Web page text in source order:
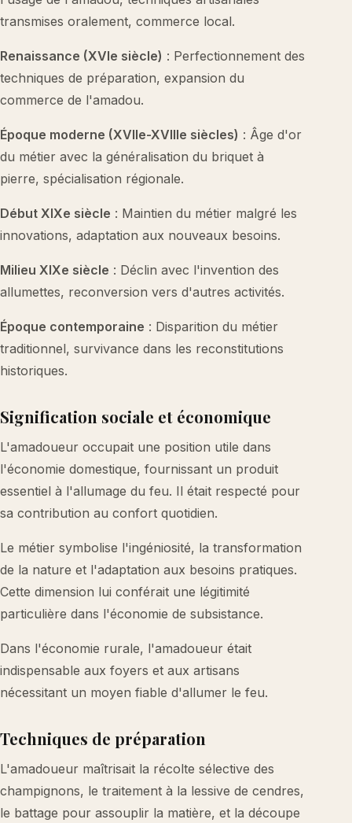
transmises oralement, commerce local.
Renaissance (XVIe siècle) : Perfectionnement des
techniques de préparation, expansion du
commerce de l'amadou.
Époque moderne (XVIIe-XVIIIe siècles) : Âge d'or
du métier avec la généralisation du briquet à
pierre, spécialisation régionale.
Début XIXe siècle : Maintien du métier malgré les
innovations, adaptation aux nouveaux besoins.
Milieu XIXe siècle : Déclin avec l'invention des
allumettes, reconversion vers d'autres activités.
Époque contemporaine : Disparition du métier
traditionnel, survivance dans les reconstitutions
historiques.
Signification sociale et économique
L'amadoueur occupait une position utile dans
l'économie domestique, fournissant un produit
essentiel à l'allumage du feu. Il était respecté pour
sa contribution au confort quotidien.
Le métier symbolise l'ingéniosité, la transformation
de la nature et l'adaptation aux besoins pratiques.
Cette dimension lui conférait une légitimité
particulière dans l'économie de subsistance.
Dans l'économie rurale, l'amadoueur était
indispensable aux foyers et aux artisans
nécessitant un moyen fiable d'allumer le feu.
Techniques de préparation
L'amadoueur maîtrisait la récolte sélective des
champignons, le traitement à la lessive de cendres,
le battage pour assouplir la matière, et la découpe